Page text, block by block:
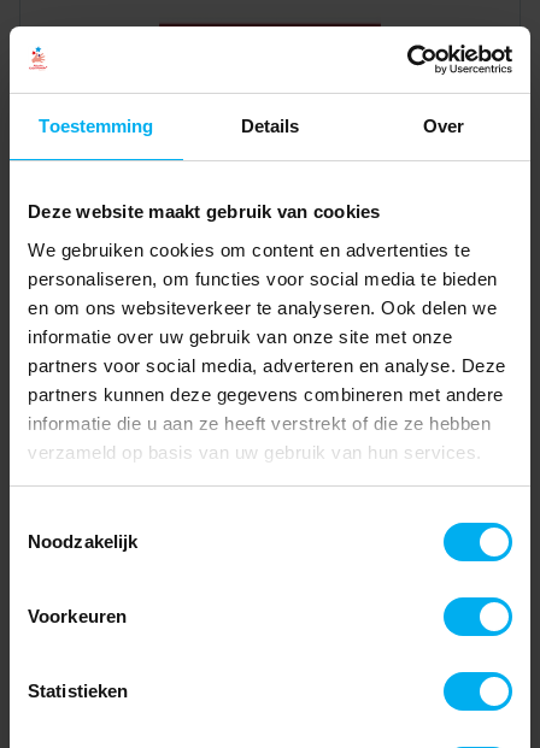
Toestemming Details Over
Deze website maakt gebruik van cookies
We gebruiken cookies om content en advertenties te
personaliseren, om functies voor social media te bieden
en om ons websiteverkeer te analyseren. Ook delen we
informatie over uw gebruik van onze site met onze
partners voor social media, adverteren en analyse. Deze
partners kunnen deze gegevens combineren met andere
informatie die u aan ze heeft verstrekt of die ze hebben
verzameld op basis van uw gebruik van hun services.
Noodzakelijk
Voorkeuren
Statistieken